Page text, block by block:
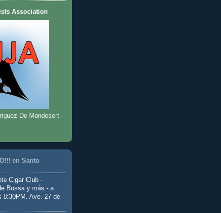
Association
De Mondesert -
en Santo
Cigar Club -
Bossa y más - a
8:30PM. Ave. 27 de